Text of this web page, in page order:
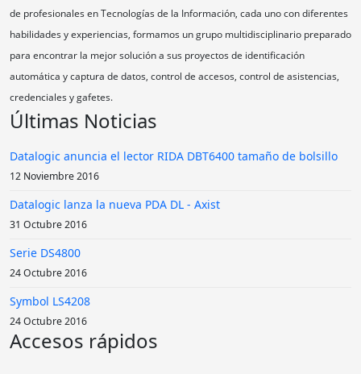
de profesionales en Tecnologías de la Información, cada uno con diferentes
habilidades y experiencias, formamos un grupo multidisciplinario preparado
para encontrar la mejor solución a sus proyectos de identificación
automática y captura de datos, control de accesos, control de asistencias,
credenciales y gafetes.
Últimas Noticias
Datalogic anuncia el lector RIDA DBT6400 tamaño de bolsillo
12 Noviembre 2016
Datalogic lanza la nueva PDA DL - Axist
31 Octubre 2016
Serie DS4800
24 Octubre 2016
Symbol LS4208
24 Octubre 2016
Accesos rápidos